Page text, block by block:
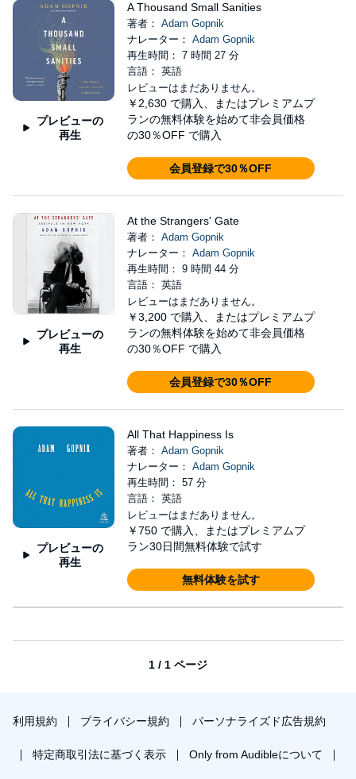
プレビューの
再生
A Thousand Small Sanities
著者： Adam Gopnik
ナレーター： Adam Gopnik
再生時間： 7 時間 27 分
言語： 英語
レビューはまだありません。
￥2,630 で購入、またはプレミアムプ
ランの無料体験を始めて非会員価格
の30％OFF で購入
会員登録で30％OFF
プレビューの
再生
At the Strangers' Gate
著者： Adam Gopnik
ナレーター： Adam Gopnik
再生時間： 9 時間 44 分
言語： 英語
レビューはまだありません。
￥3,200 で購入、またはプレミアムプ
ランの無料体験を始めて非会員価格
の30％OFF で購入
会員登録で30％OFF
プレビューの
再生
All That Happiness Is
著者： Adam Gopnik
ナレーター： Adam Gopnik
再生時間： 57 分
言語： 英語
レビューはまだありません。
￥750 で購入、またはプレミアムプ
ラン30日間無料体験で試す
無料体験を試す
1 / 1 ページ
利用規約 プライバシー規約 パーソナライズド広告規約
特定商取引法に基づく表示 Only from Audibleについて